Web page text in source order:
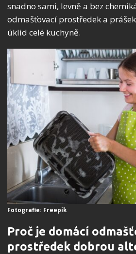
snadno sami, levně a bez
odmašťovací prostředek a
úklid celé kuchyně.
Fotografie: Freepik
Proč je domácí
prostředek dobrou